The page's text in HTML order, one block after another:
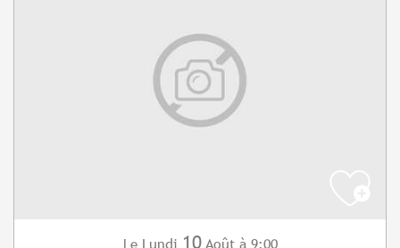
Le Lundi 10 Août à 9:00